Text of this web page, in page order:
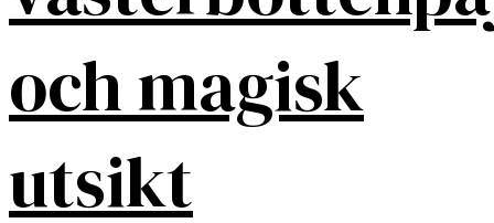
och magisk
utsikt